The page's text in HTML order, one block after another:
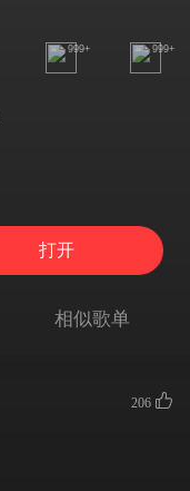
999+ 999+
打开
相似歌单
206